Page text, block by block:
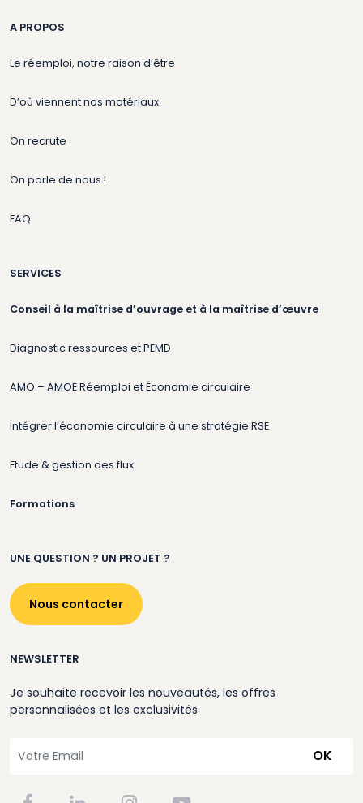
A PROPOS
Le réemploi, notre raison d’être
D’où viennent nos matériaux
On recrute
On parle de nous !
FAQ
SERVICES
Conseil à la maîtrise d’ouvrage et à la maîtrise d’œuvre
Diagnostic ressources et PEMD
AMO – AMOE Réemploi et Économie circulaire
Intégrer l’économie circulaire à une stratégie RSE
Etude & gestion des flux
Formations
UNE QUESTION ? UN PROJET ?
Nous contacter
NEWSLETTER
Je souhaite recevoir les nouveautés, les offres
personnalisées et les exclusivités
OK